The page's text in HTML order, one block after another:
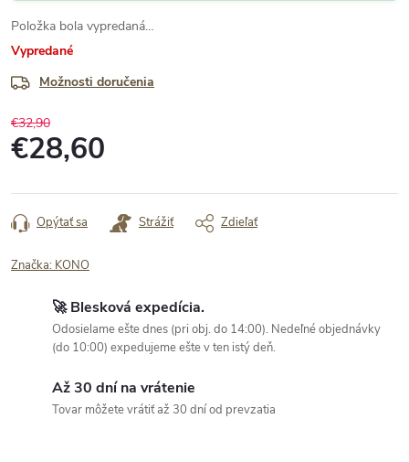
Položka bola vypredaná…
Vypredané
Možnosti doručenia
€32,90
€28,60
cena:
Opýtať sa Strážiť Zdieľať
Značka: KONO
🚀 Blesková expedícia.
Odosielame ešte dnes (pri obj. do 14:00). Nedeľné objednávky
(do 10:00) expedujeme ešte v ten istý deň.
Až 30 dní na vrátenie
Tovar môžete vrátiť až 30 dní od prevzatia